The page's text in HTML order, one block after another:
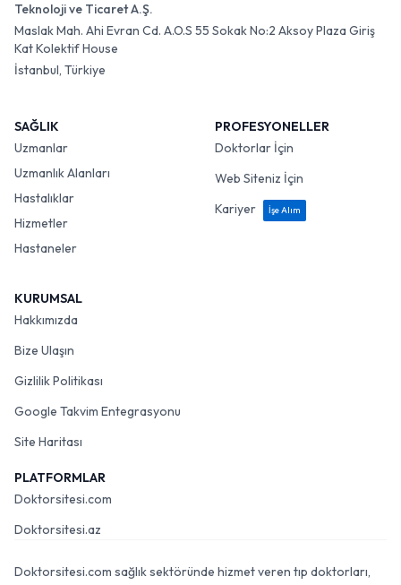
Teknoloji ve Ticaret A.Ş.
Maslak Mah. Ahi Evran Cd. A.O.S 55 Sokak No:2 Aksoy Plaza Giriş
Kat Kolektif House
İstanbul, Türkiye
SAĞLIK
Uzmanlar
Uzmanlık Alanları
Hastalıklar
Hizmetler
Hastaneler
PROFESYONELLER
Doktorlar İçin
Web Siteniz İçin
Kariyer
İşe Alım
KURUMSAL
Hakkımızda
Bize Ulaşın
Gizlilik Politikası
Google Takvim Entegrasyonu
Site Haritası
PLATFORMLAR
Doktorsitesi.com
Doktorsitesi.az
Doktorsitesi.com sağlık sektöründe hizmet veren tıp doktorları,